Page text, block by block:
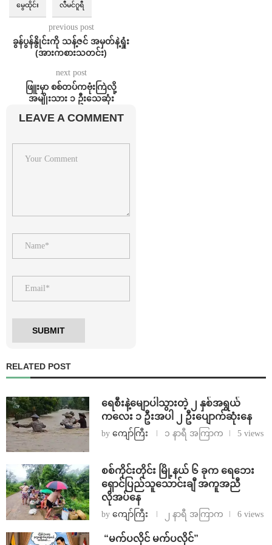
မွေထိုင်း လီမင်ဂူရီ
previous post
ခွန်ပွန်နွိုင်းကို သန့်ဇင် အမှတ်နဲ့ရှုံး
(အားကစားသတင်း)
next post
ဖြူးမှာ စစ်တပ်ကဗုံးကြဲလို့
အမျိုးသား ၁ ဦးသေဆုံး
LEAVE A COMMENT
RELATED POST
ရေစီးနဲ့မျောပါသွားတဲ့ ၂ နှစ်အရွယ်
ကလေး ၁ ဦးအပါ ၂ ဦးပျောက်ဆုံးနေ
by ကျော်ကြီး ၁ နာရီ အကြာက 5 views
စစ်ကိုင်းတိုင်း မြို့နယ် ၆ ခုက ရေဘေး
ရှောင်ပြည်သူသောင်းချီ အကူအညီ
လိုအပ်နေ
by ကျော်ကြီး ၂ နာရီ အကြာက 6 views
⁨ ⁨“မက်ပလိုင် မက်ပလိုင်”